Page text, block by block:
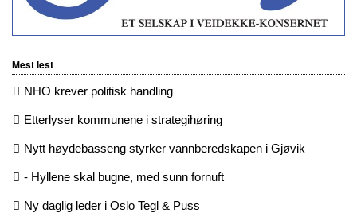
Mest lest
NHO krever politisk handling
Etterlyser kommunene i strategihøring
Nytt høydebasseng styrker vannberedskapen i Gjøvik
- Hyllene skal bugne, med sunn fornuft
Ny daglig leder i Oslo Tegl & Puss